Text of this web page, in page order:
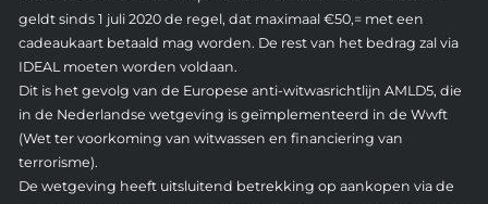
geldt sinds 1 juli 2020 de regel, dat maximaal €50,= met een
cadeaukaart betaald mag worden. De rest van het bedrag zal via
IDEAL moeten worden voldaan.
Dit is het gevolg van de Europese anti-witwasrichtlijn AMLD5, die
in de Nederlandse wetgeving is geïmplementeerd in de Wwft
(Wet ter voorkoming van witwassen en financiering van
terrorisme).
De wetgeving heeft uitsluitend betrekking op aankopen via de